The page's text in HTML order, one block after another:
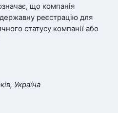
що компанія
реєстрацію для
статусу компанії або
Україна